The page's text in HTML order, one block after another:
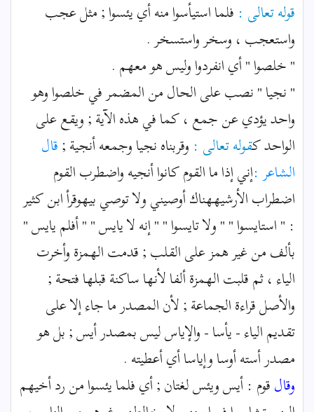
قوله تعالى : فلما استيأسوا منه أي يئسوا ; مثل عجب
واستعجب ، وسخر واستسخر .
" خلصوا " أي انفردوا وليس هو معهم .
" نجيا " نصب على الحال من المضمر في خلصوا وهو
واحد يؤدي عن جمع ، كما في هذه الآية ; ويقع على
الواحد كقوله تعالى : وقربناه نجيا وجمعه أنجية ;قال
الشاعر :إني إذا ما القوم كانوا أنجيه واضطرب القوم
اضطراب الأرشيههناك أوصيني ولا توصي بيهوقرأ ابن كثير
: " استايسوا " " ولا تايسوا " " إنه لا يايس " " أفلم يايس "
بألف من غير همز على القلب ; قدمت الهمزة وأخرت
الياء ، ثم قلبت الهمزة ألفا لأنها ساكنة قبلها فتحة ;
والأصل قراءة الجماعة ; لأن المصدر ما جاء إلا على
تقديم الياء - يأسا - والإياس ليس بمصدر أيس ; بل هو
مصدر أسته أوسا وإياسا أي أعطيته .
وقالقوم : أيس ويئس لغتان ; أي فلما يئسوا من رد أخيهم